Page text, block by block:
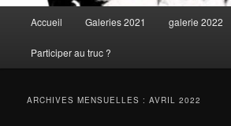
principal
Accueil Galeries 2021 galerie 2022
Participer au truc ?
ARCHIVES MENSUELLES :AVRIL 2022